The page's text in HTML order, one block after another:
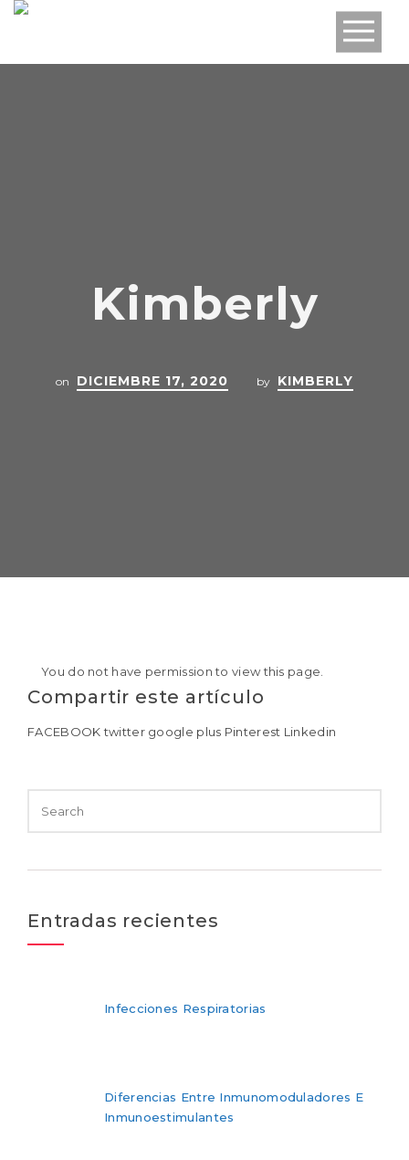
Kimberly
on DICIEMBRE 17, 2020 by KIMBERLY
You do not have permission to view this page.
Compartir este artículo
FACEBOOK twitter google plus Pinterest Linkedin
Entradas recientes
Infecciones Respiratorias
Diferencias Entre Inmunomoduladores E
Inmunoestimulantes